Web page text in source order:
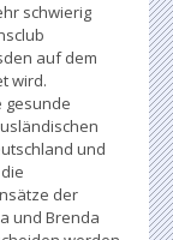
schwierig
auf dem
wird.
gesunde
und
der
und Brenda